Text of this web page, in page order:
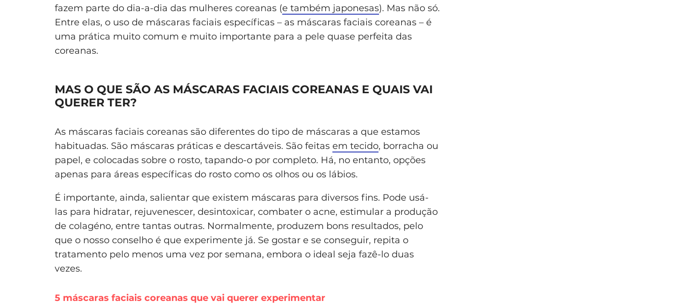
fazem parte do dia-a-dia das mulheres coreanas (e também japonesas). Mas não só.
Entre elas, o uso de máscaras faciais específicas – as máscaras faciais coreanas – é
uma prática muito comum e muito importante para a pele quase perfeita das
coreanas.
MAS O QUE SÃO AS MÁSCARAS FACIAIS COREANAS E QUAIS VAI
QUERER TER?
As máscaras faciais coreanas são diferentes do tipo de máscaras a que estamos
habituadas. São máscaras práticas e descartáveis. São feitas em tecido, borracha ou
papel, e colocadas sobre o rosto, tapando-o por completo. Há, no entanto, opções
apenas para áreas específicas do rosto como os olhos ou os lábios.
É importante, ainda, salientar que existem máscaras para diversos fins. Pode usá-
las para hidratar, rejuvenescer, desintoxicar, combater o acne, estimular a produção
de colagéno, entre tantas outras. Normalmente, produzem bons resultados, pelo
que o nosso conselho é que experimente já. Se gostar e se conseguir, repita o
tratamento pelo menos uma vez por semana, embora o ideal seja fazê-lo duas
vezes.
5 máscaras faciais coreanas que vai querer experimentar